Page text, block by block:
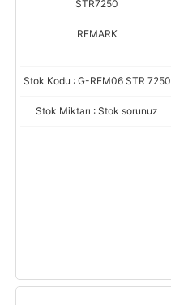
STR7250
REMARK
Stok Kodu : G-REM06 STR 7250
Stok Miktarı : Stok sorunuz